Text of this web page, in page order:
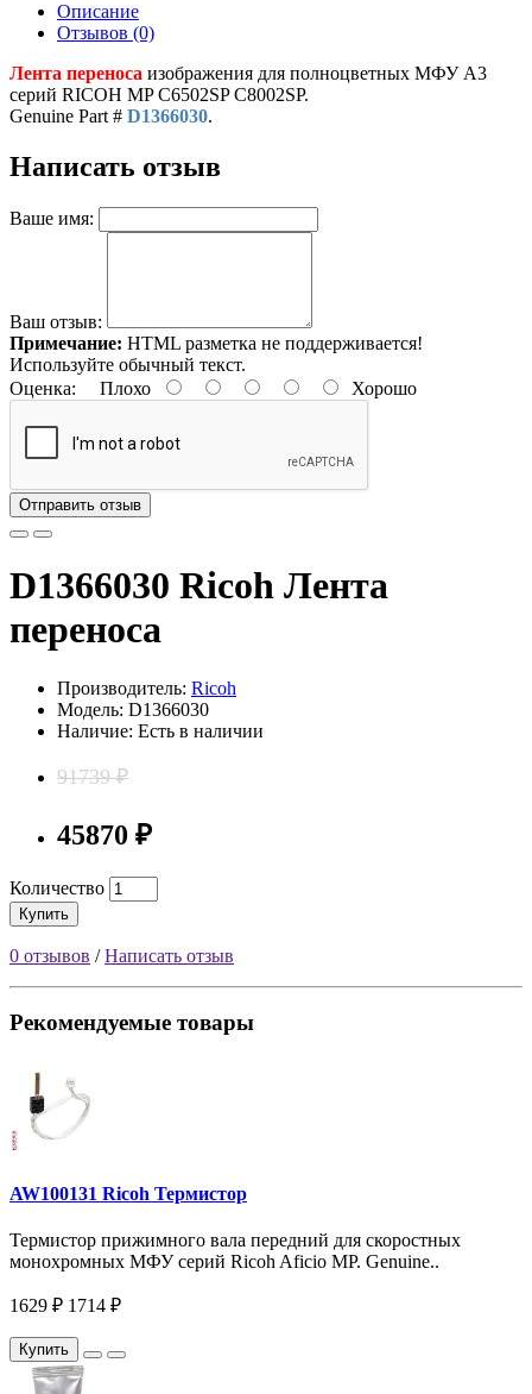
Описание
Отзывов (0)
Лента переноса изображения для полноцветных МФУ A3
серий RICOH MP C6502SP C8002SP.
Genuine Part # D1366030.
Написать отзыв
Ваше имя:
Ваш отзыв:
Примечание: HTML разметка не поддерживается!
Используйте обычный текст.
Оценка: Плохо Хорошо
Отправить отзыв
D1366030 Ricoh Лента
переноса
Производитель: Ricoh
Модель: D1366030
Наличие: Есть в наличии
91739 ₽
45870 ₽
Количество
Купить
0 отзывов /Написать отзыв
Рекомендуемые товары
AW100131 Ricoh Термистор
Термистор прижимного вала передний для скоростных
монохромных МФУ серий Ricoh Aficio MP. Genuine..
1629 ₽ 1714 ₽
Купить